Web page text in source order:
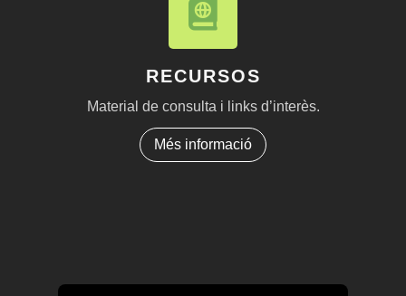
RECURSOS
Material de consulta i links d’interès.
Més informació